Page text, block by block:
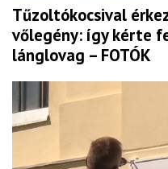
Tűzoltókocsival
vőlegény: így kérte
lánglovag – FOTÓK